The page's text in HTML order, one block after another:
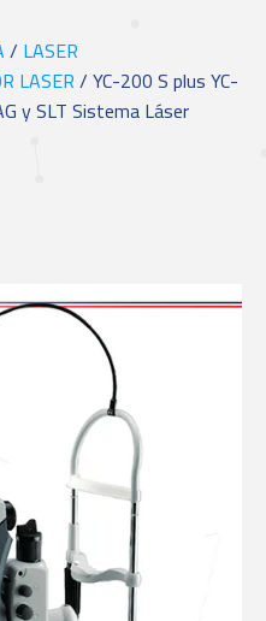
/ LASER
LASER/ YC-200 S plus YC-
y SLT Sistema Láser